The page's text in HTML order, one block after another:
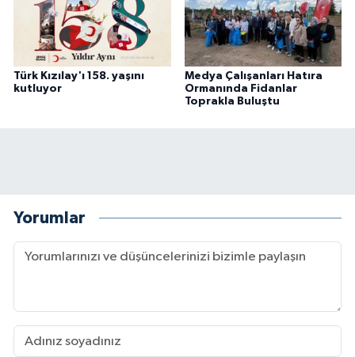
Türk Kızılay'ı 158. yaşını
kutluyor
Medya Çalışanları Hatıra
Ormanında Fidanlar
Toprakla Buluştu
Yorumlar